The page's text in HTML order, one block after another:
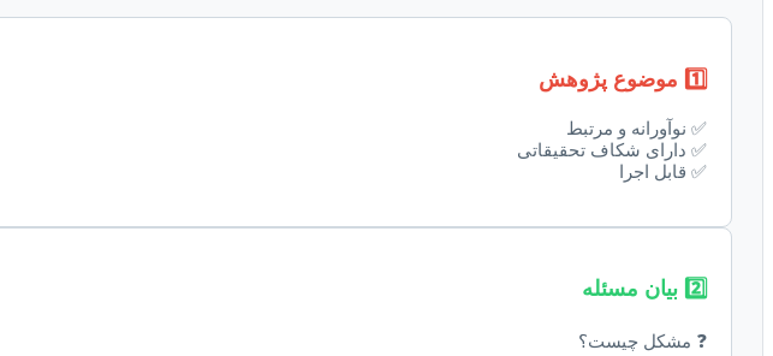
1️⃣ موضوع پژوهش
✅ نوآورانه و مرتبط
✅ دارای شکاف تحقیقاتی
✅ قابل اجرا
2️⃣ بیان مسئله
❓ مشکل چیست؟